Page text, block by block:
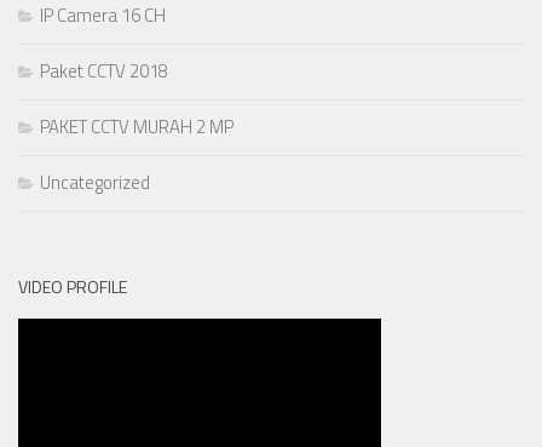
IP Camera 16 CH
Paket CCTV 2018
PAKET CCTV MURAH 2 MP
Uncategorized
VIDEO PROFILE